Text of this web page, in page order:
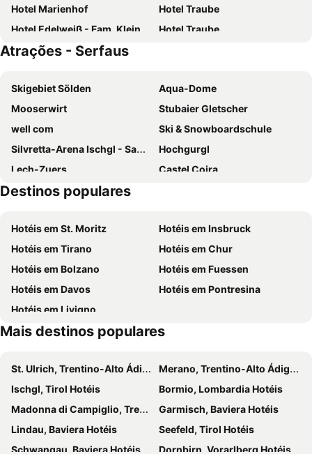
Hotel Marienhof
Hotel Traube
Hotel Edelweiß - Fam. Kleinhans
Hotel Traube
Tia Monte
Hotel Alpenfriede
Hotel Sunshine Superior "ADULTS ONLY" Ischgl - Kappl
Bauernhof Huber
Hotel Alpina nature-wellness
Hotel Romantica
Hotel Cresta
Hotel Schwarzer Adler
Hotel Pension Haid
Dreiländerblick
Berghotel Basur
Atrações - Serfaus
Skigebiet Sölden
Aqua-Dome
Mooserwirt
Stubaier Gletscher
well com
Ski & Snowboardschule
Silvretta-Arena Ischgl - Samnaun
Hochgurgl
Lech-Zuers
Castel Coira
Kinderschneealm
Glacier of Kaunertal
Hochzeiger Pitztal
Almrausch
Burg Naudersberg
Nauders Bergkastel
Ötzi-Dorf
Poschach
Heiligkreuz
Langlauf
Zwieselstein
ARLBERG-well.com
Destinos populares
Hotéis em St. Moritz
Hotéis em Insbruck
Hotéis em Tirano
Hotéis em Chur
Hotéis em Bolzano
Hotéis em Fuessen
Hotéis em Davos
Hotéis em Pontresina
Hotéis em Livigno
Mais destinos populares
St. Ulrich, Trentino-Alto Ádige Hotéis
Merano, Trentino-Alto Ádige Hotéis
Ischgl, Tirol Hotéis
Bormio, Lombardia Hotéis
Madonna di Campiglio, Trentino-Alto Ádige Hotéis
Garmisch, Baviera Hotéis
Lindau, Baviera Hotéis
Seefeld, Tirol Hotéis
Schwangau, Baviera Hotéis
Dornbirn, Vorarlberg Hotéis